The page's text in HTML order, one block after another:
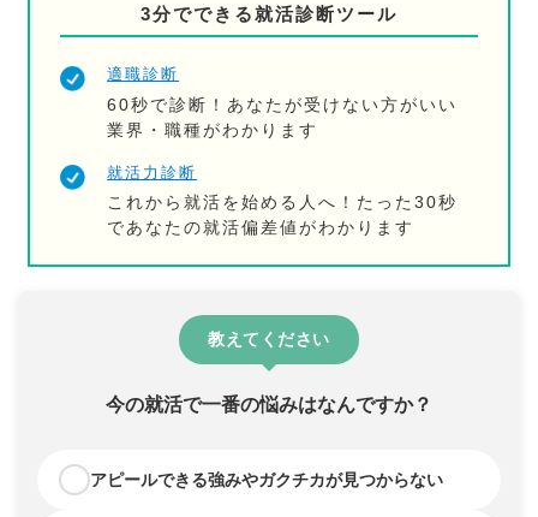
3分でできる就活診断ツール
適職診断
60秒で診断！あなたが受けない方がいい
業界・職種がわかります
就活力診断
これから就活を始める人へ！たった30秒
であなたの就活偏差値がわかります